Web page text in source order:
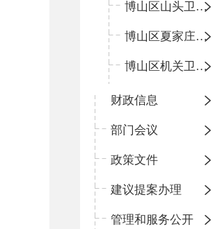
博山区山头卫生院
博山区夏家庄卫生院
博山区机关卫生所
财政信息
部门会议
政策文件
建议提案办理
管理和服务公开